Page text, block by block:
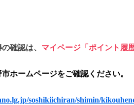
確認は、 マイページ「ポイント履
ホームページをご確認ください。
soshikiichiran/shimin/